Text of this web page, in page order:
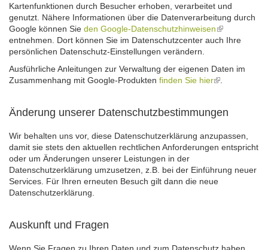
Kartenfunktionen durch Besucher erhoben, verarbeitet und
genutzt. Nähere Informationen über die Datenverarbeitung durch
Google können Sie den Google-Datenschutzhinweisen(link
is
entnehmen. Dort können Sie im Datenschutzcenter auch Ihre
persönlichen Datenschutz-Einstellungen verändern.
Ausführliche Anleitungen zur Verwaltung der eigenen Daten im
Zusammenhang mit Google-Produkten finden Sie hier(link
Änderung unserer Datenschutzbestimmungen
Wir behalten uns vor, diese Datenschutzerklärung anzupassen,
damit sie stets den aktuellen rechtlichen Anforderungen entspricht
oder um Änderungen unserer Leistungen in der
Datenschutzerklärung umzusetzen, z.B. bei der Einführung neuer
Services. Für Ihren erneuten Besuch gilt dann die neue
Datenschutzerklärung.
Auskunft und Fragen